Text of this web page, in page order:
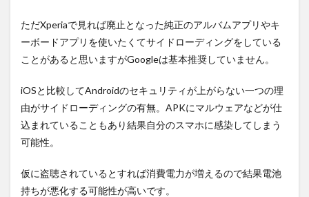
ただXperiaで見れば廃止となった純正のアルバムアプリやキ
ーボードアプリを使いたくてサイドローディングをしている
ことがあると思いますがGoogleは基本推奨していません。
iOSと比較してAndroidのセキュリティが上がらない一つの理
由がサイドローディングの有無。APKにマルウェアなどが仕
込まれていることもあり結果自分のスマホに感染してしまう
可能性。
仮に盗聴されているとすれば消費電力が増えるので結果電池
持ちが悪化する可能性が高いです。